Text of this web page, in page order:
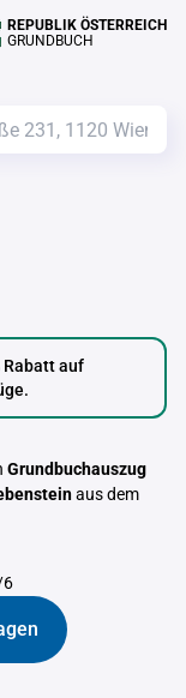
REPUBLIK ÖSTERREICH
GRUNDBUCH
Rabatt auf
Grundbuchauszug
aus dem
6